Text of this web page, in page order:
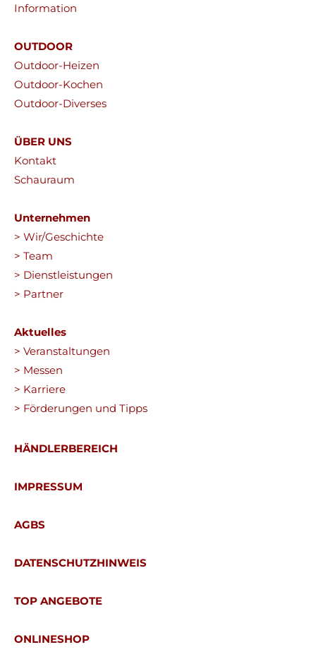
Information
OUTDOOR
Outdoor-Heizen
Outdoor-Kochen
Outdoor-Diverses
ÜBER UNS
Kontakt
Schauraum
Unternehmen
> Wir/Geschichte
> Team
> Dienstleistungen
> Partner
Aktuelles
> Veranstaltungen
> Messen
> Karriere
> Förderungen und Tipps
HÄNDLERBEREICH
IMPRESSUM
AGBS
DATENSCHUTZHINWEIS
TOP ANGEBOTE
ONLINESHOP